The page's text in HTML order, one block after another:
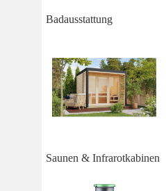
Badausstattung
Saunen & Infrarotkabinen